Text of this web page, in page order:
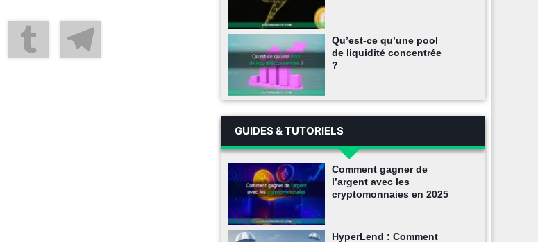
Qu’est-ce qu’une pool
de liquidité concentrée
?
GUIDES & TUTORIELS
Comment gagner de
l’argent avec les
cryptomonnaies en 2025
HyperLend : Comment